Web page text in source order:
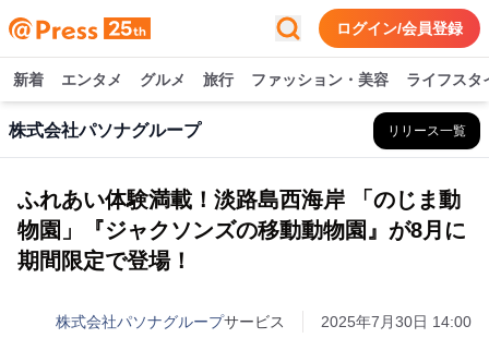
ログイン/会員登録
新着 エンタメ グルメ 旅行 ファッション・美容 ライフスタ
株式会社パソナグループ リリース一覧
ふれあい体験満載！淡路島西海岸 「のじま動
物園」『ジャクソンズの移動動物園』が8月に
期間限定で登場！
株式会社パソナグループサービス 2025年7月30日 14:00